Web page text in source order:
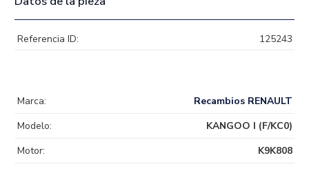
Referencia ID: 125243
Marca:
Recambios RENAULT
Modelo:
KANGOO I (F/KC0)
Motor:
K9K808